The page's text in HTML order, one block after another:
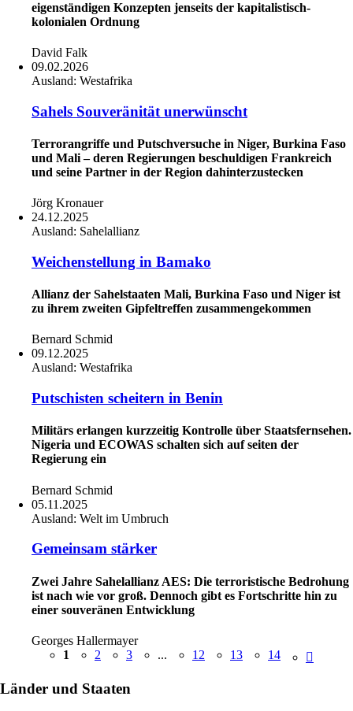
eigenständigen Konzepten jenseits der kapitalistisch-
kolonialen Ordnung
David Falk
09.02.2026
Ausland: Westafrika
Sahels Souveränität unerwünscht
Terrorangriffe und Putschversuche in Niger, Burkina Faso
und Mali – deren Regierungen beschuldigen Frankreich
und seine Partner in der Region dahinterzustecken
Jörg Kronauer
24.12.2025
Ausland: Sahelallianz
Weichenstellung in Bamako
Allianz der Sahelstaaten Mali, Burkina Faso und Niger ist
zu ihrem zweiten Gipfeltreffen zusammengekommen
Bernard Schmid
09.12.2025
Ausland: Westafrika
Putschisten scheitern in Benin
Militärs erlangen kurzzeitig Kontrolle über Staatsfernsehen.
Nigeria und ECOWAS schalten sich auf seiten der
Regierung ein
Bernard Schmid
05.11.2025
Ausland: Welt im Umbruch
Gemeinsam stärker
Zwei Jahre Sahelallianz AES: Die terroristische Bedrohung
ist nach wie vor groß. Dennoch gibt es Fortschritte hin zu
einer souveränen Entwicklung
Georges Hallermayer
1
2 3 ... 12 13 14
Länder und Staaten